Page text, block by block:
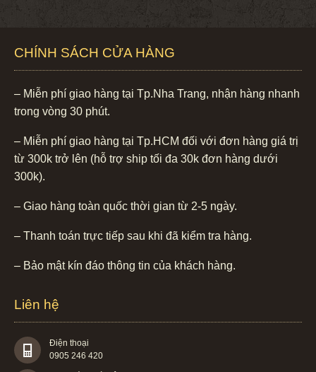
CHÍNH SÁCH CỬA HÀNG
– Miễn phí giao hàng tại Tp.Nha Trang, nhận hàng nhanh
trong vòng 30 phút.
– Miễn phí giao hàng tại Tp.HCM đối với đơn hàng giá trị
từ 300k trở lên (hỗ trợ ship tối đa 30k đơn hàng dưới
300k).
– Giao hàng toàn quốc thời gian từ 2-5 ngày.
– Thanh toán trực tiếp sau khi đã kiểm tra hàng.
– Bảo mật kín đáo thông tin của khách hàng.
Liên hệ
Điện thoại
0905 246 420